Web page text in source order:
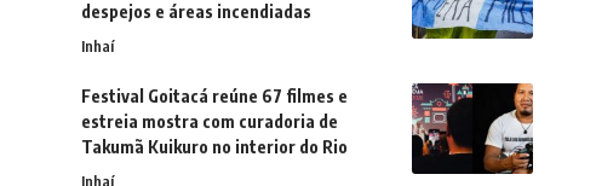
despejos e áreas incendiadas
Inhaí
Festival Goitacá reúne 67 filmes e
estreia mostra com curadoria de
Takumã Kuikuro no interior do Rio
Inhaí